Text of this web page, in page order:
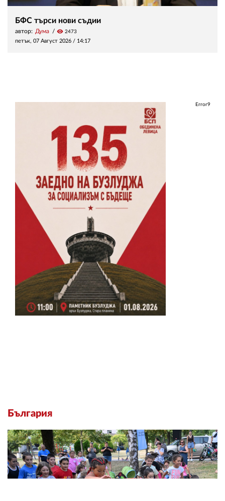
БФС търси нови съдии
автор: Дума visibility 2473
петък, 07 Август 2026 / 14:17
Error9
България